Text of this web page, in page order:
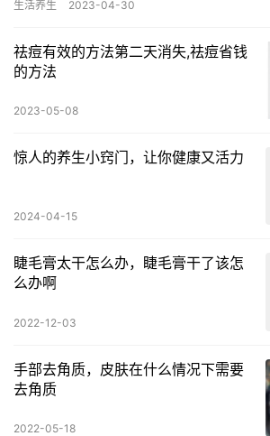
生活养生 2023-04-30
祛痘有效的方法第二天消失,祛痘省钱
的方法
2023-05-08
惊人的养生小窍门，让你健康又活力
2024-04-15
睫毛膏太干怎么办，睫毛膏干了该怎
么办啊
2022-12-03
手部去角质，皮肤在什么情况下需要
去角质
2022-05-18